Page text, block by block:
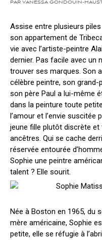
PAR VANESSA GONDOUIN-
Assise entre plusieurs
son appartement de
vie avec l’artiste-peintre
dernier. Pas facile avec un
trouver ses marques. Son
célèbre peintre, son grand-
son père Paul a lui-même
dans la peinture toute
l’amour et l’envie
jeune fille plutôt discrète
ancêtres. Qui se cache
réservée entourée
Sophie une peintre
talent ? Elle sourit.
Née à Boston en 1965, du
mère américaine, Sophie
petite, elle se réfugie à